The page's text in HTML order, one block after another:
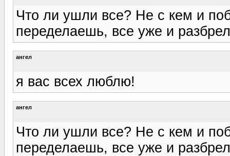
Что ли ушли все? Не с кем и
переделаешь, все уже и
ангел
я вас всех люблю!
ангел
Что ли ушли все? Не с кем и
переделаешь, все уже и